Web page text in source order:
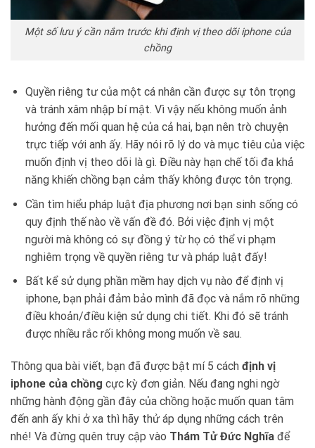
Một số lưu ý cần nắm trước khi định vị theo dõi iphone của
chồng
Quyền riêng tư của một cá nhân cần được sự tôn trọng
và tránh xâm nhập bí mật. Vì vậy nếu không muốn ảnh
hưởng đến mối quan hệ của cả hai, bạn nên trò chuyện
trực tiếp với anh ấy. Hãy nói rõ lý do và mục tiêu của việc
muốn định vị theo dõi là gì. Điều này hạn chế tối đa khả
năng khiến chồng bạn cảm thấy không được tôn trọng.
Cần tìm hiểu pháp luật địa phương nơi bạn sinh sống có
quy định thế nào về vấn đề đó. Bởi việc định vị một
người mà không có sự đồng ý từ họ có thể vi phạm
nghiêm trọng về quyền riêng tư và pháp luật đấy!
Bất kể sử dụng phần mềm hay dịch vụ nào để định vị
iphone, bạn phải đảm bảo mình đã đọc và nắm rõ những
điều khoản/điều kiện sử dụng chi tiết. Khi đó sẽ tránh
được nhiều rắc rối không mong muốn về sau.
Thông qua bài viết, bạn đã được bật mí 5 cách định vị
iphone của chồng cực kỳ đơn giản. Nếu đang nghi ngờ
những hành động gần đây của chồng hoặc muốn quan tâm
đến anh ấy khi ở xa thì hãy thử áp dụng những cách trên
nhé! Và đừng quên truy cập vào Thám Tử Đức Nghĩa để